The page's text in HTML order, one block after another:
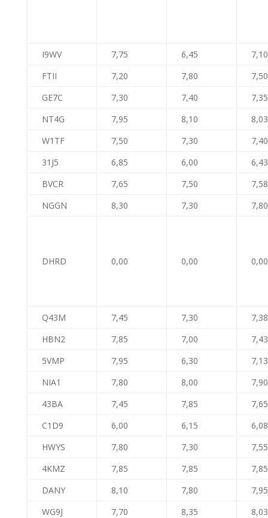
I9WV 7,75 6,45
7,10
FTII
7,20 7,80
7,50
GE7C
7,30 7,40
7,35
NT4G
7,95 8,10
8,03
W1TF
7,50 7,30
7,40
31J5
6,85 6,00
6,43
BVCR
7,65 7,50
7,58
NGGN
8,30 7,30 7,80
DHRD 0,00 0,00 0,00
Q43M 7,45 7,30
7,38
HBN2
7,85 7,00
7,43
5VMP
7,95 6,30
7,13
NIA1
7,80 8,00
7,90
43BA
7,45 7,85
7,65
C1D9
6,00 6,15
6,08
HWYS
7,80 7,30
7,55
4KMZ
7,85 7,85
7,85
DANY
8,10 7,80
7,95
WG9J
7,70 8,35
8,03